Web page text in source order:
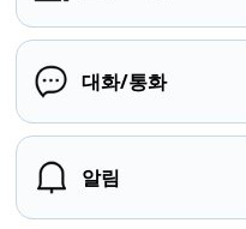
대화/통화
알림